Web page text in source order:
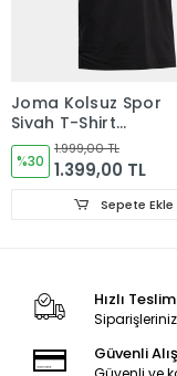
Joma Kolsuz Spor
Siyah T-Shirt
104822.100
%30
1.999,00 TL
1.399,00 TL
Sepete Ekle
Hızlı
Güvenli